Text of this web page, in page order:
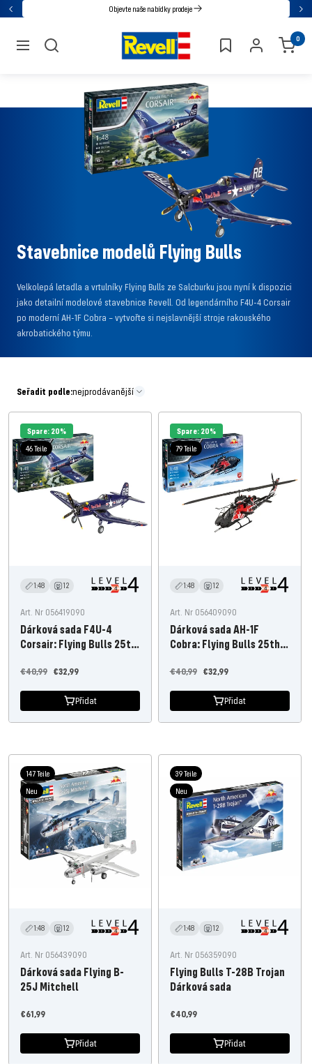
Přejděte
Zpět Objevte naše nabídky prodeje
navigace
Revell 0
Stavebnice modelů Flying Bulls
Velkolepá letadla a vrtulníky Flying Bulls ze Salcburku jsou nyní k dispozici
jako detailní modelové stavebnice Revell. Od legendárního F4U-4 Corsair
po moderní AH-1F Cobra – vytvořte si nejslavnější stroje rakouského
akrobatického týmu.
Seřadit podle:nejprodávanější
Spare: 20%
46 Teile
1:48 12
Art. Nr 056419090
Dárková sada F4U-4
Corsair: Flying Bulls 25th
Nabídněte
€32,99
Běžná
€40,99
Přidat
Spare: 20%
79 Teile
1:48 12
Art. Nr 056409090
Dárková sada AH-1F
Cobra: Flying Bulls 25th
Nabídněte
€32,99
Běžná
€40,99
Přidat
147 Teile
Neu
1:48 12
Art. Nr 056439090
Dárková sada Flying B-
25J Mitchell
Nabídněte
€61,99
Přidat
39 Teile
Neu
1:48 12
Art. Nr 056359090
Flying Bulls T-28B Trojan
Dárková sada
Nabídněte
€40,99
Přidat